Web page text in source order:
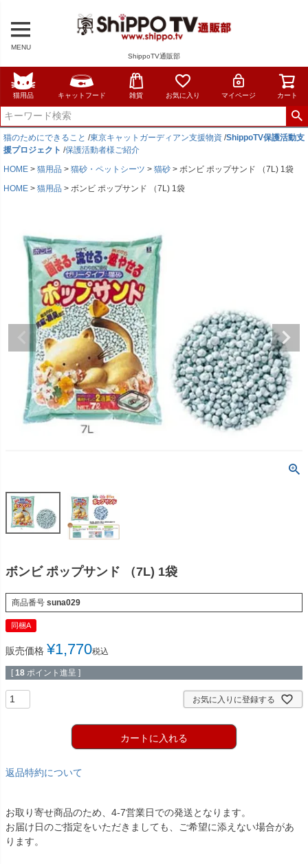
MENU
ShippoTV通販部
猫用品 キャットフード 雑貨 お気に入り マイページ カート
猫のためにできること /東京キャットガーディアン支援物資 /ShippoTV保護活動支
援プロジェクト /保護活動者様ご紹介
HOME
猫用品 猫砂・ペットシーツ 猫砂
ボンビ ポップサンド （7L) 1袋
HOME
猫用品 ボンビ ポップサンド （7L) 1袋
ボンビ ポップサンド （7L) 1袋
商品番号 suna029
同梱A
販売価格 ¥1,770税込
[ 18 ポイント進呈 ]
お気に入りに登録する
カートに入れる
返品特約について
お取り寄せ商品のため、4-7営業日での発送となります。
お届け日のご指定をいただきましても、ご希望に添えない場合があ
ります。